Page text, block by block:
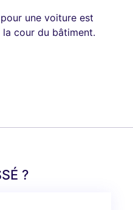
une voiture est
cour du bâtiment.
?